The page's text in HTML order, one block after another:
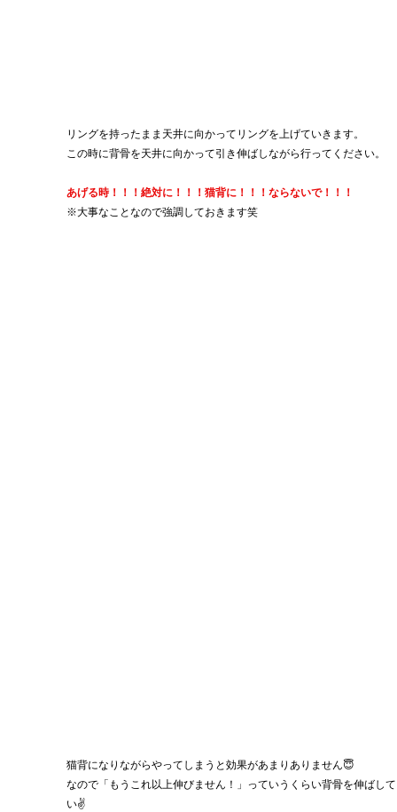
リングを持ったまま天井に向かってリングを上げていきます。
この時に背骨を天井に向かって引き伸ばしながら行ってください。
あげる時！！！絶対に！！！猫背に！！！ならないで！！！
※大事なことなので強調しておきます笑
猫背になりながらやってしまうと効果があまりありません😇
なので「もうこれ以上伸びません！」っていうくらい背骨を伸ばし
い✌️